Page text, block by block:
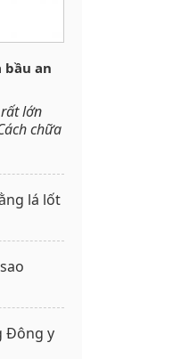
bầu an
lớn
chữa
lá lốt
Đông y